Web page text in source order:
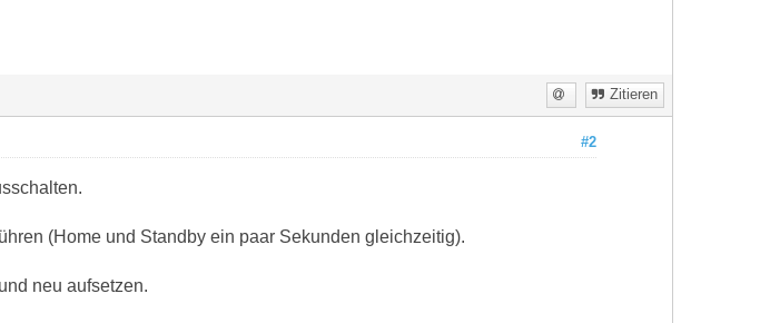
Zitieren
#2
(Home und Standby ein paar Sekunden gleichzeitig).
neu aufsetzen.